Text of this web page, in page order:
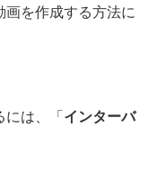
を作成する方法に
は、「 インターバ